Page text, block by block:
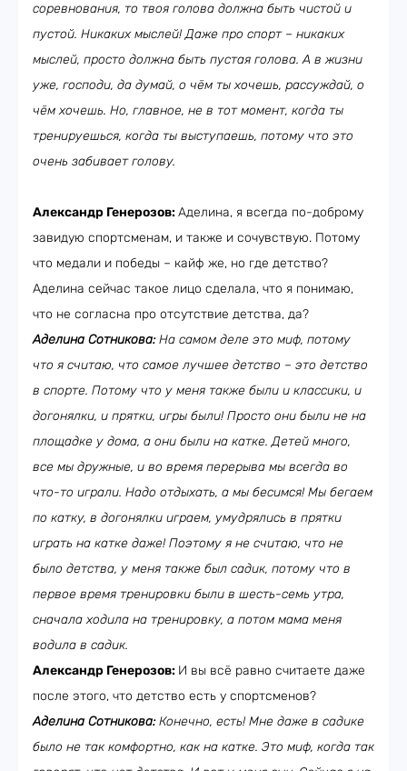
соревнования, то твоя голова должна быть чистой и
пустой. Никаких мыслей! Даже про спорт – никаких
мыслей, просто должна быть пустая голова. А в жизни
уже, господи, да думай, о чём ты хочешь, рассуждай, о
чём хочешь. Но, главное, не в тот момент, когда ты
тренируешься, когда ты выступаешь, потому что это
очень забивает голову.
Александр Генерозов:Аделина, я всегда по-доброму
завидую спортсменам, и также и сочувствую. Потому
что медали и победы – кайф же, но где детство?
Аделина сейчас такое лицо сделала, что я понимаю,
что не согласна про отсутствие детства, да?
Аделина Сотникова:На самом деле это миф, потому
что я считаю, что самое лучшее детство – это детство
в спорте. Потому что у меня также были и классики, и
догонялки, и прятки, игры были! Просто они были не на
площадке у дома, а они были на катке. Детей много,
все мы дружные, и во время перерыва мы всегда во
что-то играли. Надо отдыхать, а мы бесимся! Мы бегаем
по катку, в догонялки играем, умудрялись в прятки
играть на катке даже! Поэтому я не считаю, что не
было детства, у меня также был садик, потому что в
первое время тренировки были в шесть-семь утра,
сначала ходила на тренировку, а потом мама меня
водила в садик.
Александр Генерозов: И вы всё равно считаете даже
после этого, что детство есть у спортсменов?
Аделина Сотникова:Конечно, есть! Мне даже в садике
было не так комфортно, как на катке. Это миф, когда так